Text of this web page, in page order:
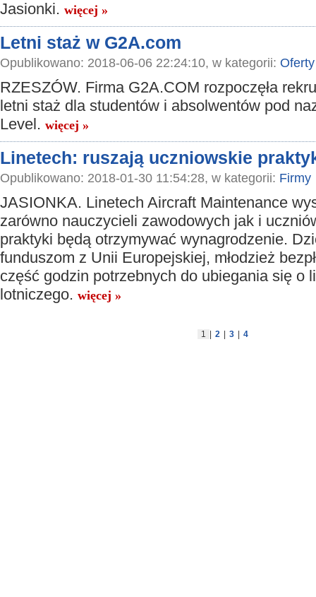
Jasionki. więcej »
Letni staż w G2A.com
Opublikowano: 2018-06-06 22:24:10, w kategorii:
RZESZÓW. Firma G2A.COM rozpoczęła
letni staż dla studentów i absolwentów pod
Level. więcej »
Linetech: ruszają uczniowskie
Opublikowano: 2018-01-30 11:54:28, w kategorii: Firmy
JASIONKA. Linetech Aircraft Maintenance
zarówno nauczycieli zawodowych jak i
praktyki będą otrzymywać wynagrodzenie.
funduszom z Unii Europejskiej, młodzież
część godzin potrzebnych do ubiegania się o
lotniczego. więcej »
1 2 3 4